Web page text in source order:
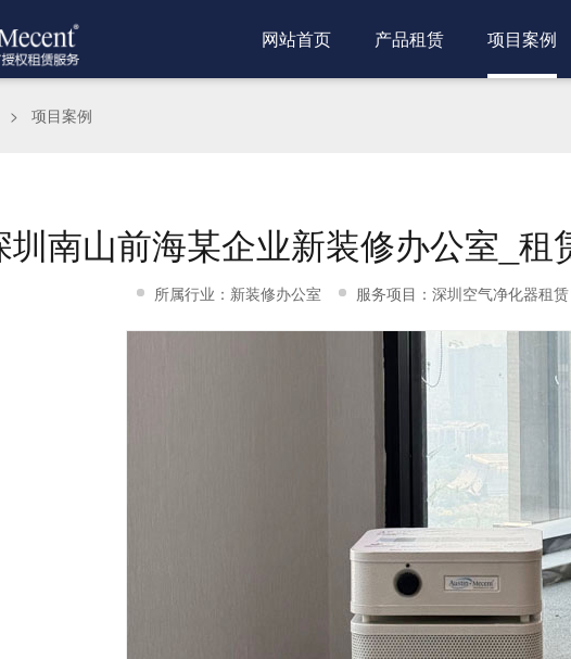
网站首页 产品租赁 项目案例
> 项目案例
圳南山前海某企业新装修办公室_
所属行业：新装修办公室 服务项目：深圳空气净化器租赁